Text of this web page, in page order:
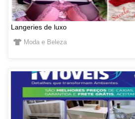
Langeries de luxo
Moda e Beleza